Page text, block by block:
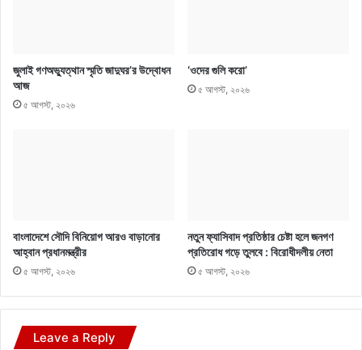
জুলাই গণঅভ্যুত্থান স্মৃতি জাদুঘর’র উদ্বোধন
আজ
৫ আগস্ট, ২০২৬
‘ওদের গুলি করো’
৫ আগস্ট, ২০২৬
বাংলাদেশে সৌদি বিনিয়োগ আরও বাড়ানোর
আহ্বান প্রধানমন্ত্রীর
৫ আগস্ট, ২০২৬
নতুন ফ্যাসিবাদ প্রতিষ্ঠার চেষ্টা হলে জনগণ
প্রতিরোধ গড়ে তুলবে : বিরোধীদলীয় নেতা
৫ আগস্ট, ২০২৬
Leave a Reply